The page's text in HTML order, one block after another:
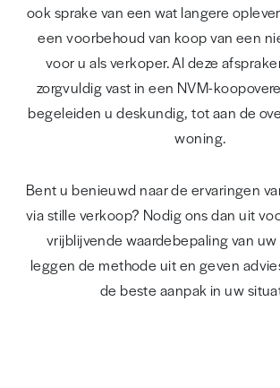
ook sprake van een wat langere
een voorbehoud van koop van een
voor u als verkoper. Al deze
zorgvuldig vast in een NVM-
begeleiden u deskundig, tot aan de
woning.
Bent u benieuwd naar de ervaringen
via stille verkoop? Nodig ons dan uit
vrijblijvende waardebepaling van
leggen de methode uit en geven
de beste aanpak in uw